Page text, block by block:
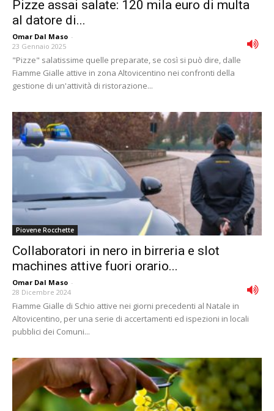
Pizze assai salate: 120 mila euro di multa
al datore di...
Omar Dal Maso -
23 Gennaio 2025
"Pizze" salatissime quelle preparate, se così si può dire, dalle
Fiamme Gialle attive in zona Altovicentino nei confronti della
gestione di un'attività di ristorazione...
Piovene Rocchette
Collaboratori in nero in birreria e slot
machines attive fuori orario...
Omar Dal Maso -
28 Dicembre 2024
Fiamme Gialle di Schio attive nei giorni precedenti al Natale in
Altovicentino, per una serie di accertamenti ed ispezioni in locali
pubblici dei Comuni...